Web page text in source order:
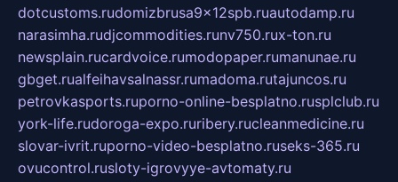
dotcustoms.rudomizbrusa9x12spb.ruautodamp.ru
narasimha.rudjcommodities.runv750.rux-ton.ru
newsplain.rucardvoice.rumodopaper.rumanunae.ru
gbget.rualfeihavsalnassr.rumadoma.rutajuncos.ru
petrovkasports.ruporno-online-besplatno.rusplclub.ru
york-life.rudoroga-expo.ruribery.rucleanmedicine.ru
slovar-ivrit.ruporno-video-besplatno.ruseks-365.ru
ovucontrol.rusloty-igrovyye-avtomaty.ru